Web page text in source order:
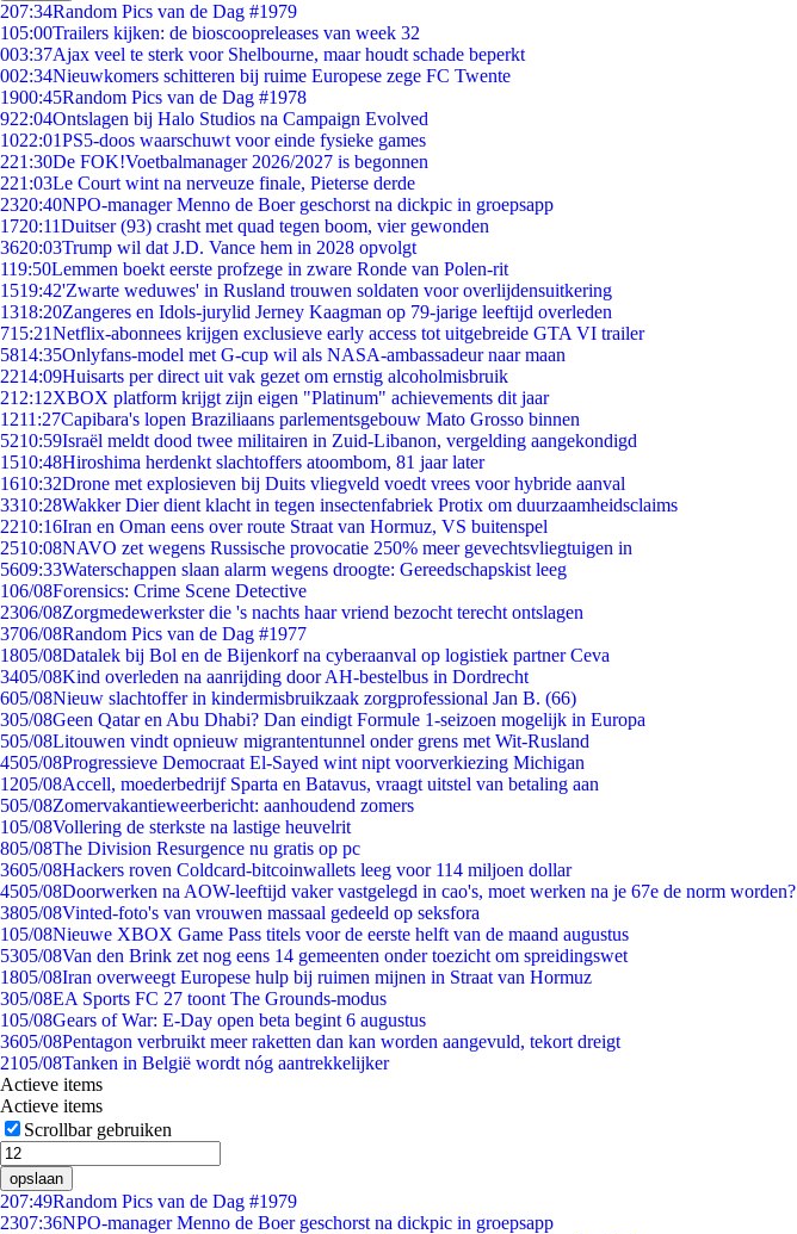
207:34Random Pics van de Dag #1979
105:00Trailers kijken: de bioscoopreleases van week 32
003:37Ajax veel te sterk voor Shelbourne, maar houdt schade beperkt
002:34Nieuwkomers schitteren bij ruime Europese zege FC Twente
1900:45Random Pics van de Dag #1978
922:04Ontslagen bij Halo Studios na Campaign Evolved
1022:01PS5-doos waarschuwt voor einde fysieke games
221:30De FOK!Voetbalmanager 2026/2027 is begonnen
221:03Le Court wint na nerveuze finale, Pieterse derde
2320:40NPO-manager Menno de Boer geschorst na dickpic in groepsapp
1720:11Duitser (93) crasht met quad tegen boom, vier gewonden
3620:03Trump wil dat J.D. Vance hem in 2028 opvolgt
119:50Lemmen boekt eerste profzege in zware Ronde van Polen-rit
1519:42'Zwarte weduwes' in Rusland trouwen soldaten voor overlijdensuitkering
1318:20Zangeres en Idols-jurylid Jerney Kaagman op 79-jarige leeftijd overleden
715:21Netflix-abonnees krijgen exclusieve early access tot uitgebreide GTA VI trailer
5814:35Onlyfans-model met G-cup wil als NASA-ambassadeur naar maan
2214:09Huisarts per direct uit vak gezet om ernstig alcoholmisbruik
212:12XBOX platform krijgt zijn eigen "Platinum" achievements dit jaar
1211:27Capibara's lopen Braziliaans parlementsgebouw Mato Grosso binnen
5210:59Israël meldt dood twee militairen in Zuid-Libanon, vergelding aangekondigd
1510:48Hiroshima herdenkt slachtoffers atoombom, 81 jaar later
1610:32Drone met explosieven bij Duits vliegveld voedt vrees voor hybride aanval
3310:28Wakker Dier dient klacht in tegen insectenfabriek Protix om duurzaamheidsclaims
2210:16Iran en Oman eens over route Straat van Hormuz, VS buitenspel
2510:08NAVO zet wegens Russische provocatie 250% meer gevechtsvliegtuigen in
5609:33Waterschappen slaan alarm wegens droogte: Gereedschapskist leeg
106/08Forensics: Crime Scene Detective
2306/08Zorgmedewerkster die 's nachts haar vriend bezocht terecht ontslagen
3706/08Random Pics van de Dag #1977
1805/08Datalek bij Bol en de Bijenkorf na cyberaanval op logistiek partner Ceva
3405/08Kind overleden na aanrijding door AH-bestelbus in Dordrecht
605/08Nieuw slachtoffer in kindermisbruikzaak zorgprofessional Jan B. (66)
305/08Geen Qatar en Abu Dhabi? Dan eindigt Formule 1-seizoen mogelijk in Europa
505/08Litouwen vindt opnieuw migrantentunnel onder grens met Wit-Rusland
4505/08Progressieve Democraat El-Sayed wint nipt voorverkiezing Michigan
1205/08Accell, moederbedrijf Sparta en Batavus, vraagt uitstel van betaling aan
505/08Zomervakantieweerbericht: aanhoudend zomers
105/08Vollering de sterkste na lastige heuvelrit
805/08The Division Resurgence nu gratis op pc
3605/08Hackers roven Coldcard-bitcoinwallets leeg voor 114 miljoen dollar
4505/08Doorwerken na AOW-leeftijd vaker vastgelegd in cao's, moet werken na je 67e de norm worden?
3805/08Vinted-foto's van vrouwen massaal gedeeld op seksfora
105/08Nieuwe XBOX Game Pass titels voor de eerste helft van de maand augustus
5305/08Van den Brink zet nog eens 14 gemeenten onder toezicht om spreidingswet
1805/08Iran overweegt Europese hulp bij ruimen mijnen in Straat van Hormuz
305/08EA Sports FC 27 toont The Grounds-modus
105/08Gears of War: E-Day open beta begint 6 augustus
3605/08Pentagon verbruikt meer raketten dan kan worden aangevuld, tekort dreigt
2105/08Tanken in België wordt nóg aantrekkelijker
Actieve items
Actieve items
Scrollbar gebruiken
opslaan
207:49Random Pics van de Dag #1979
2307:36NPO-manager Menno de Boer geschorst na dickpic in groepsapp